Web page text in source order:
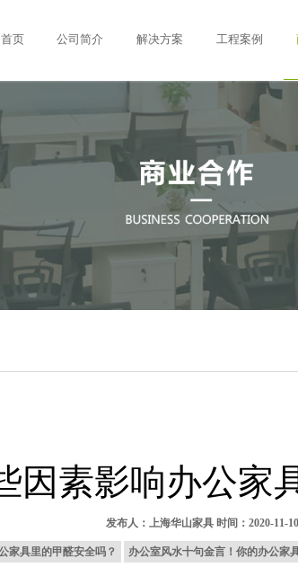
页 公司简介 解决方案 工程案例
因素影响办公家
发布人： 上海华山家具时间：2020-11-10
家具里的甲醛安全吗？ 办公室风水十句金言！你的办公家